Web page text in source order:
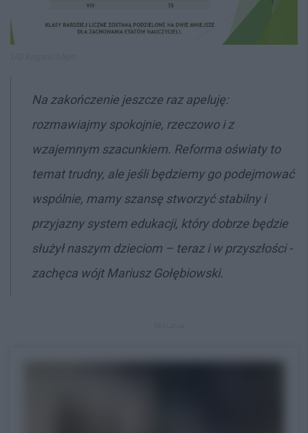
Na zakończenie jeszcze raz apeluję:
rozmawiajmy spokojnie, rzeczowo i z
wzajemnym szacunkiem. Reforma oświaty to
temat trudny, ale jeśli będziemy go podejmować
wspólnie, mamy szansę stworzyć stabilny i
przyjazny system edukacji, który dobrze będzie
służył naszym dzieciom – teraz i w przyszłości -
zachęca wójt Mariusz Gołębiowski.